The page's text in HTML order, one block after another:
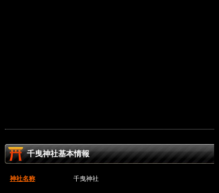
千曳神社基本情報
神社名称 千曳神社